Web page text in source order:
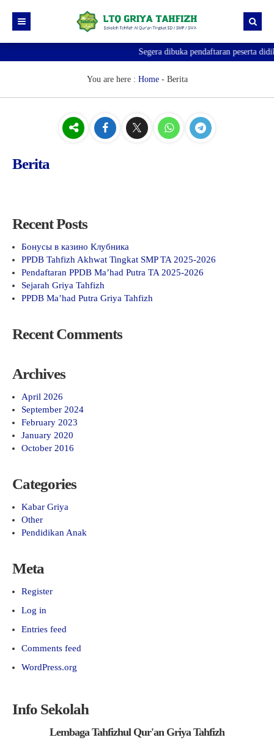
Program Belajar
PROGRAM TAHFIZH TAKHOSUS PUTRI
Program TPQ Anak
Pengumuman
Segera dibuka pendaftaran peserta
You are here : Home- Berita
Berita
Recent Posts
Бонусы в казино Клубника
PPDB Tahfizh Akhwat Tingkat SMP TA 2025-2026
Pendaftaran PPDB Ma’had Putra TA 2025-2026
Sejarah Griya Tahfizh
PPDB Ma’had Putra Griya Tahfizh
Recent Comments
Archives
April 2026
September 2024
February 2023
January 2020
October 2016
Categories
Kabar Griya
Other
Pendidikan Anak
Meta
Register
Log in
Entries feed
Comments feed
WordPress.org
Info Sekolah
Lembaga Tahfizhul Qur'an Griya Tahfizh